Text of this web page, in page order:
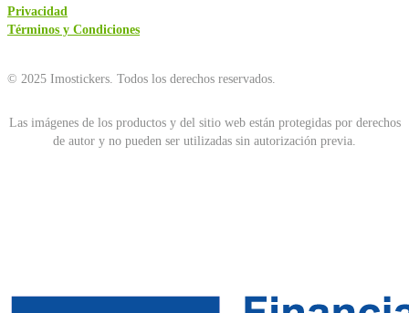
Privacidad
Términos y Condiciones
© 2025 Imostickers. Todos los derechos reservados.
Las imágenes de los productos y del sitio web están protegidas por derechos
de autor y no pueden ser utilizadas sin autorización previa.